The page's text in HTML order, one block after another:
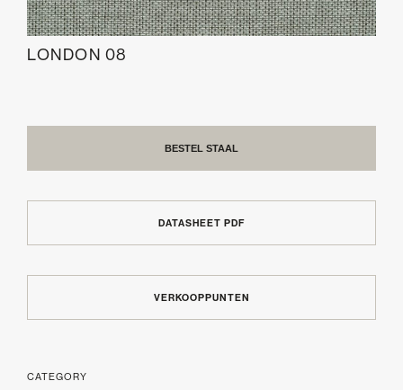
LONDON 08
BESTEL STAAL
DATASHEET PDF
VERKOOPPUNTEN
CATEGORY